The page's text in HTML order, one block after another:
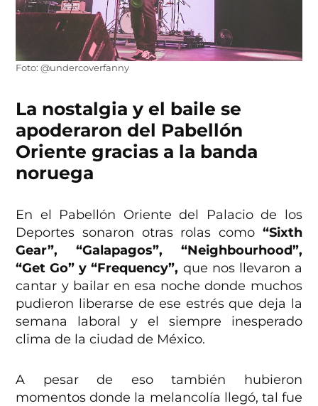
Foto: @undercoverfanny
La nostalgia y el baile se
apoderaron del Pabellón
Oriente gracias a la banda
noruega
En el Pabellón Oriente del Palacio de los
Deportes sonaron otras rolas como “Sixth
Gear”, “Galapagos”, “Neighbourhood”,
“Get Go” y “Frequency”, que nos llevaron a
cantar y bailar en esa noche donde muchos
pudieron liberarse de ese estrés que deja la
semana laboral y el siempre inesperado
clima de la ciudad de México.
A pesar de eso también hubieron
momentos donde la melancolía llegó, tal fue